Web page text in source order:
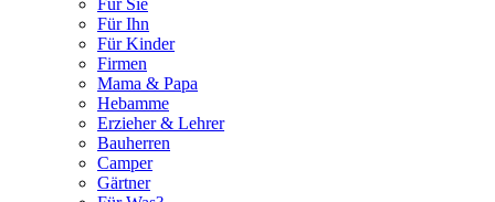
Für Sie
Für Ihn
Für Kinder
Firmen
Mama & Papa
Hebamme
Erzieher & Lehrer
Bauherren
Camper
Gärtner